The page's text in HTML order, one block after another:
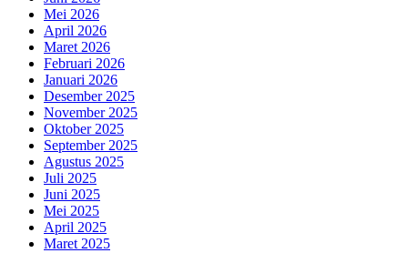
Mei 2026
April 2026
Maret 2026
Februari 2026
Januari 2026
Desember 2025
November 2025
Oktober 2025
September 2025
Agustus 2025
Juli 2025
Juni 2025
Mei 2025
April 2025
Maret 2025